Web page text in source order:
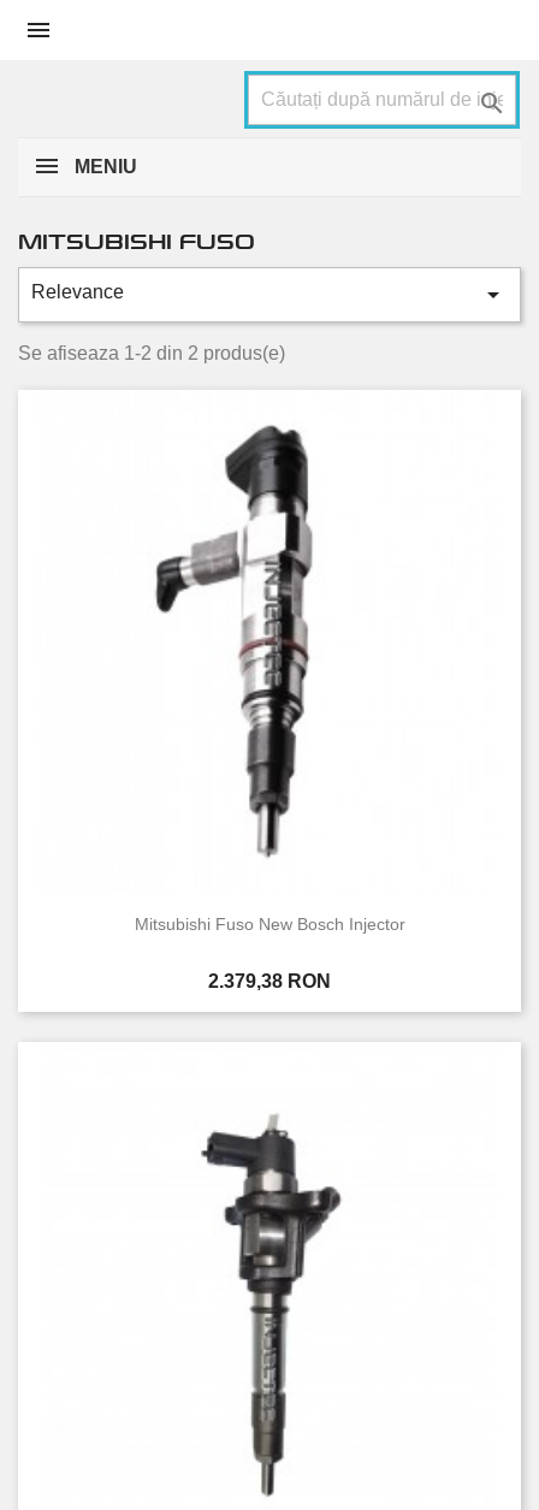


MENIU
Nou 2
MITSUBISHI FUSO
Relevance 
Se afiseaza 1-2 din 2 produs(e)
Mitsubishi Fuso New Bosch Injector
Pret
2.379,38 RON